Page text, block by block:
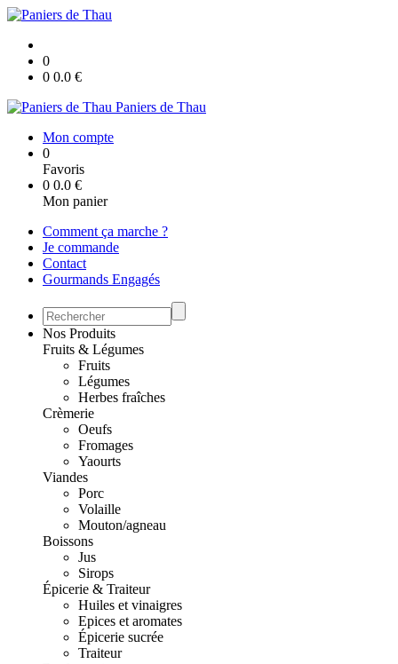
0
0 0.0 €
Paniers de Thau
Mon compte
0
Favoris
0 0.0 €
Mon panier
Comment ça marche ?
Je commande
Contact
Gourmands Engagés
Nos Produits
Fruits & Légumes
Fruits
Légumes
Herbes fraîches
Crèmerie
Oeufs
Fromages
Yaourts
Viandes
Porc
Volaille
Mouton/agneau
Boissons
Jus
Sirops
Épicerie & Traiteur
Huiles et vinaigres
Epices et aromates
Épicerie sucrée
Traiteur